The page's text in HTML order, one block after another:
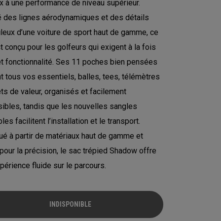
à une performance de niveau supérieur.
des lignes aérodynamiques et des détails
d’une voiture de sport haut de gamme, ce
conçu pour les golfeurs qui exigent à la fois
fonctionnalité. Ses 11 poches bien pensées
tous vos essentiels, balles, tees, télémètres
de valeur, organisés et facilement
tandis que les nouvelles sangles
facilitent l’installation et le transport.
à partir de matériaux haut de gamme et
la précision, le sac trépied Shadow offre
fluide sur le parcours.
INDISPONIBLE